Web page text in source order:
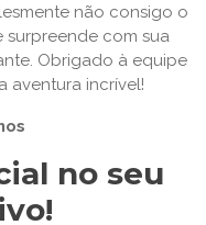
não consigo o
surpreende com sua
Obrigado à equipe
aventura incrível!
no seu